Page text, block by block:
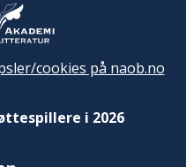
cookies på naob.no
i 2026